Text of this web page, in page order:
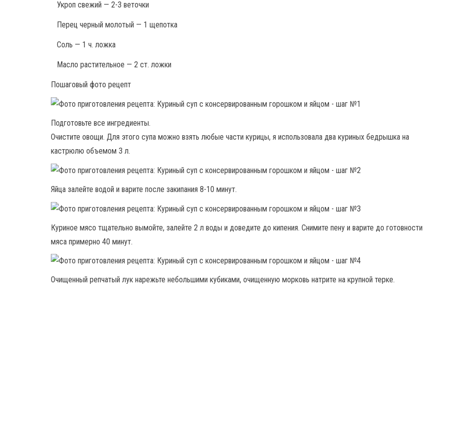
Укроп свежий — 2-3 веточки
Перец черный молотый — 1 щепотка
Соль — 1 ч. ложка
Масло растительное — 2 ст. ложки
Пошаговый фото рецепт
Подготовьте все ингредиенты.
Очистите овощи. Для этого супа можно взять любые части курицы, я использовала два куриных бедрышка на
кастрюлю объемом 3 л.
Яйца залейте водой и варите после закипания 8-10 минут.
Куриное мясо тщательно вымойте, залейте 2 л воды и доведите до кипения. Снимите пену и варите до готовности
мяса примерно 40 минут.
Очищенный репчатый лук нарежьте небольшими кубиками, очищенную морковь натрите на крупной терке.